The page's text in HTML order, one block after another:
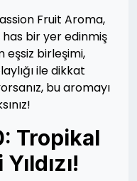
Fruit Aroma,
bir yer edinmiş
eşsiz birleşimi,
ile dikkat
bu aromayı
Tropikal